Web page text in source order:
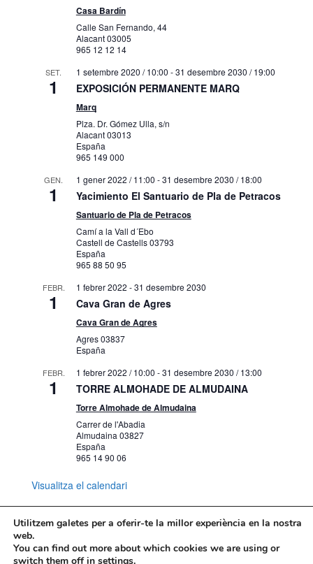
Casa Bardín
Calle San Fernando, 44
Alacant03005
965 12 12 14
SET.
1
1 setembre 2020 / 10:00 -31 desembre 2030 / 19:00
EXPOSICIÓN PERMANENTE MARQ
Marq
Plza. Dr. Gómez Ulla, s/n
Alacant03013
España
965 149 000
GEN.
1
1 gener 2022 / 11:00 -31 desembre 2030 / 18:00
Yacimiento El Santuario de Pla de Petracos
Santuario de Pla de Petracos
Camí a la Vall d´Ebo
Castell de Castells03793
España
965 88 50 95
FEBR.
1
1 febrer 2022 -31 desembre 2030
Cava Gran de Agres
Cava Gran de Agres
Agres03837
España
FEBR.
1
1 febrer 2022 / 10:00 -31 desembre 2030 / 13:00
TORRE ALMOHADE DE ALMUDAINA
Torre Almohade de Almudaina
Carrer de l'Abadia
Almudaina 03827
España
965 14 90 06
Visualitza el calendari
Mapa web
Política de Privacidad
Utilitzem galetes per a oferir-te la millor experiència en la nostra
web.
You can find out more about which cookies we are using or
switch them off in settings.